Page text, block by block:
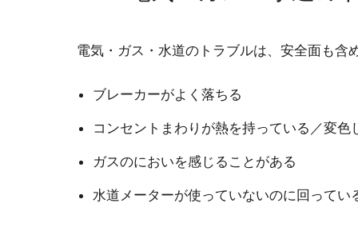
電気・ガス・水道のトラブルは、安全面も含
ブレーカーがよく落ちる
コンセントまわりが熱を持っている／変色
ガスのにおいを感じることがある
水道メーターが使っていないのに回ってい